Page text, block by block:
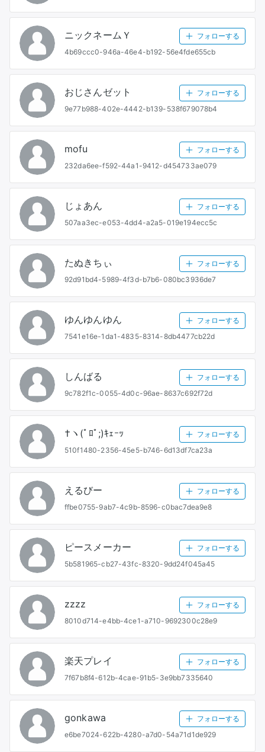
ニックネームＹ
フォローする
4b69ccc0-946a-46e4-b192-56e4fde655cb
おじさんゼット
フォローする
9e77b988-402e-4442-b139-538f679078b4
mofu
フォローする
232da6ee-f592-44a1-9412-d454733ae079
じょあん
フォローする
507aa3ec-e053-4dd4-a2a5-019e194ecc5c
たぬきちぃ
フォローする
92d91bd4-5989-4f3d-b7b6-080bc3936de7
ゆんゆんゆん
フォローする
7541e16e-1da1-4835-8314-8db4477cb22d
しんばる
フォローする
9c782f1c-0055-4d0c-96ae-8637c692f72d
†ヽ(ﾟﾛﾟ;)ｷｪｰｯ
フォローする
510f1480-2356-45e5-b746-6d13df7ca23a
えるびー
フォローする
ffbe0755-9ab7-4c9b-8596-c0bac7dea9e8
ピースメーカー
フォローする
5b581965-cb27-43fc-8320-9dd24f045a45
zzzz
フォローする
8010d714-e4bb-4ce1-a710-9692300c28e9
楽天プレイ
フォローする
7f67b8f4-612b-4cae-91b5-3e9bb7335640
gonkawa
フォローする
e6be7024-622b-4280-a7d0-54a71d1de929